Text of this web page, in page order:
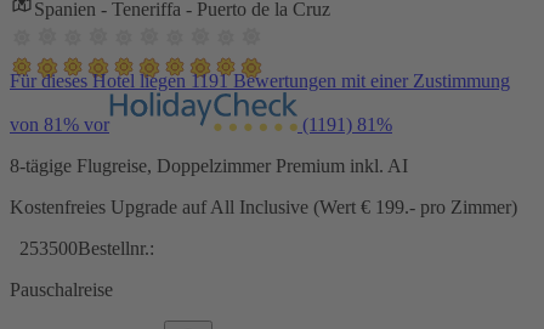
Spanien - Teneriffa - Puerto de la Cruz
Für dieses Hotel liegen 1191 Bewertungen mit einer Zustimmung
von 81% vor (1191) 81%
8-tägige Flugreise, Doppelzimmer Premium inkl. AI
Kostenfreies Upgrade auf All Inclusive (Wert € 199.- pro Zimmer)
253500Bestellnr.:
Pauschalreise